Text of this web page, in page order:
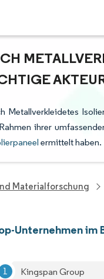
Metallverkleidetes
ihrer
ermittelt haben.
Materialforschung
Unternehmen
Kingspan Group